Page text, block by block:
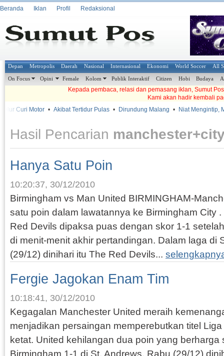
Beranda Iklan Profil Redaksional
Depan Metropolis Daerah Nasional Internasional Ekonomi World Soccer All
On Focus Opini Female Kolom Publik Interaktif Citizen Hobi Budaya
Kepada pembaca, relasi dan pemasang iklan, Sumut
Kami akan hadir kembali
Curi Motor • Akibat Tertidur Pulas • Dirundung Malang • Niat Mengintip,
Hasil Pencarian
Hanya Satu Poin
10:20:37, 30/12/2010
Birmingham vs Man United BIRMINGHAM-
satu poin dalam lawatannya ke Birmingham City
Red Devils dipaksa puas dengan skor 1-1
di menit-menit akhir pertandingan. Dalam laga di
(29/12) dinihari itu The Red Devils...
Fergie Jagokan Enam Tim
10:18:41, 30/12/2010
Kegagalan Manchester United meraih
menjadikan persaingan memperebutkan titel
ketat. United kehilangan dua poin yang berharga
Birmingham 1-1 di St. Andrews, Rabu (29/12)